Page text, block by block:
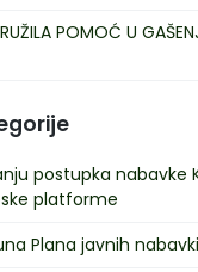
POMOĆ U
postupka nabavke
platforme
Plana javnih